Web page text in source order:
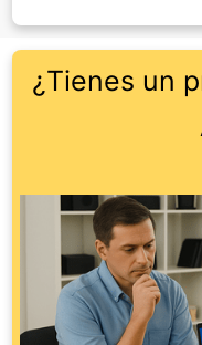
¿Tienes un